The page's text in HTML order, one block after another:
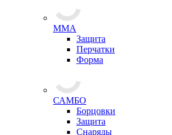
ММА
Защита
Перчатки
Форма
САМБО
Борцовки
Защита
Снаряды